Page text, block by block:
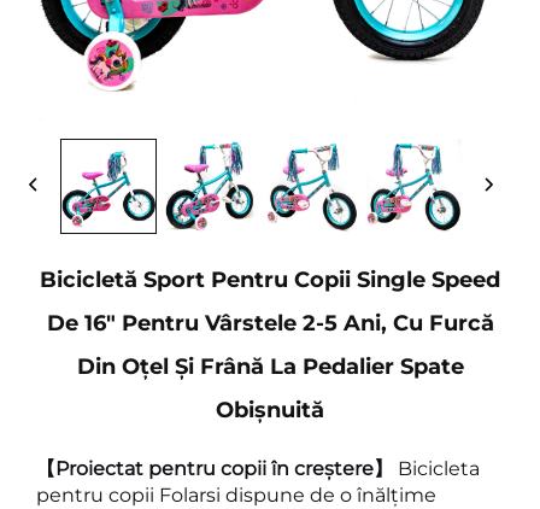
Bicicletă Sport Pentru Copii Single Speed
De 16" Pentru Vârstele 2-5 Ani, Cu Furcă
Din Oțel Și Frână La Pedalier Spate
Obișnuită
【Proiectat pentru copii în creștere】 Bicicleta
pentru copii Folarsi dispune de o înălțime